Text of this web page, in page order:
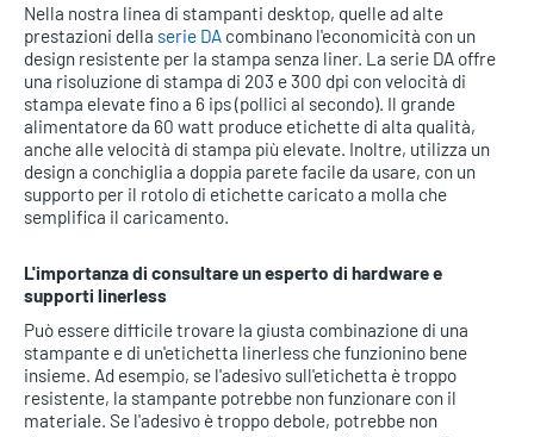
Nella nostra linea di stampanti desktop, quelle ad alte
prestazioni della serie DA combinano l'economicità con un
design resistente per la stampa senza liner. La serie DA offre
una risoluzione di stampa di 203 e 300 dpi con velocità di
stampa elevate fino a 6 ips (pollici al secondo). Il grande
alimentatore da 60 watt produce etichette di alta qualità,
anche alle velocità di stampa più elevate. Inoltre, utilizza un
design a conchiglia a doppia parete facile da usare, con un
supporto per il rotolo di etichette caricato a molla che
semplifica il caricamento.
L'importanza di consultare un esperto di hardware e
supporti linerless
Può essere difficile trovare la giusta combinazione di una
stampante e di un'etichetta linerless che funzionino bene
insieme. Ad esempio, se l'adesivo sull'etichetta è troppo
resistente, la stampante potrebbe non funzionare con il
materiale. Se l'adesivo è troppo debole, potrebbe non